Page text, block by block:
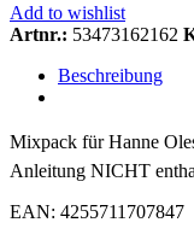
Add to wishlist
Artnr.: 53473162162
Beschreibung
Mixpack für Hanne
Anleitung NICHT
EAN: 4255711707847